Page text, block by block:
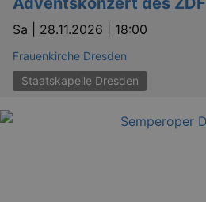
Sa | 28.11.2026 | 18:00
Frauenkirche Dresden
Staatskapelle Dresden